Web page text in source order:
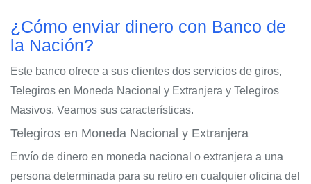
¿Cómo enviar dinero con Banco de
la Nación?
Este banco ofrece a sus clientes dos servicios de giros,
Telegiros en Moneda Nacional y Extranjera y Telegiros
Masivos. Veamos sus características.
Telegiros en Moneda Nacional y Extranjera
Envío de dinero en moneda nacional o extranjera a una
persona determinada para su retiro en cualquier oficina del